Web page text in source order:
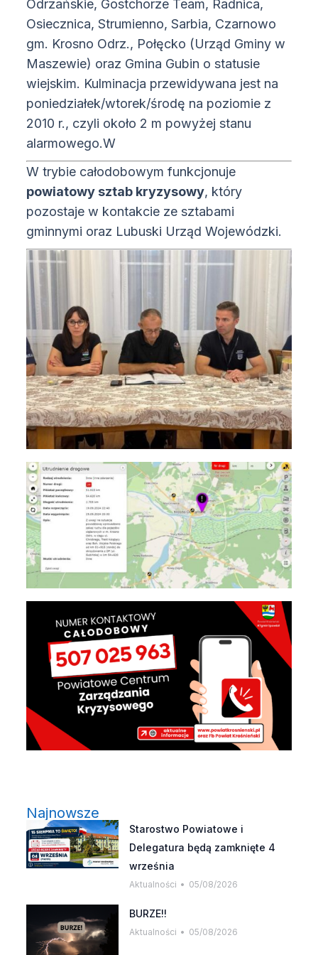
Odrzańskie, Gostchorze Team, Radnica,
Osiecznica, Strumienno, Sarbia, Czarnowo
gm. Krosno Odrz., Połęcko (Urząd Gminy w
Maszewie) oraz Gmina Gubin o statusie
wiejskim. Kulminacja przewidywana jest na
poniedziałek/wtorek/środę na poziomie z
2010 r., czyli około 2 m powyżej stanu
alarmowego.W
W trybie całodobowym funkcjonuje
powiatowy sztab kryzysowy, który
pozostaje w kontakcie ze sztabami
gminnymi oraz Lubuski Urząd Wojewódzki.
Najnowsze
Starostwo Powiatowe i
Delegatura będą zamknięte 4
września
Aktualności 05/08/2026
BURZE!!
Aktualności 05/08/2026